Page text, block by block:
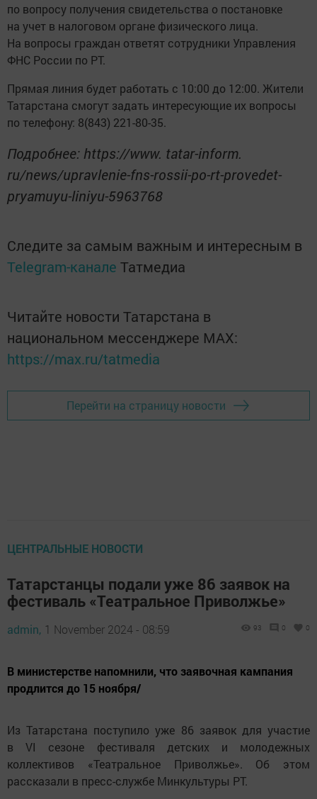
по вопросу получения свидетельства о постановке
на учет в налоговом органе физического лица.
На вопросы граждан ответят сотрудники Управления
ФНС России по РТ.
Прямая линия будет работать с 10:00 до 12:00. Жители
Татарстана смогут задать интересующие их вопросы
по телефону: 8(843) 221-80-35.
Подробнее: https://www. tatar-inform.
ru/news/upravlenie-fns-rossii-po-rt-provedet-
pryamuyu-liniyu-5963768
Следите за самым важным и интересным в
Telegram-канале Татмедиа
Читайте новости Татарстана в
национальном мессенджере MАХ:
https://max.ru/tatmedia
Перейти на страницу новости
ЦЕНТРАЛЬНЫЕ НОВОСТИ
Татарстанцы подали уже 86 заявок на
фестиваль «Театральное Приволжье»
admin, 1 November 2024 - 08:59 93 0 0
В министерстве напомнили, что заявочная кампания
продлится до 15 ноября/
Из Татарстана поступило уже 86 заявок для участие
в VI сезоне фестиваля детских и молодежных
коллективов «Театральное Приволжье». Об этом
рассказали в пресс-службе Минкультуры РТ.